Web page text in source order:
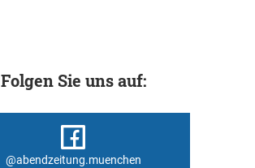
Folgen Sie uns auf:
@abendzeitung.muenchen